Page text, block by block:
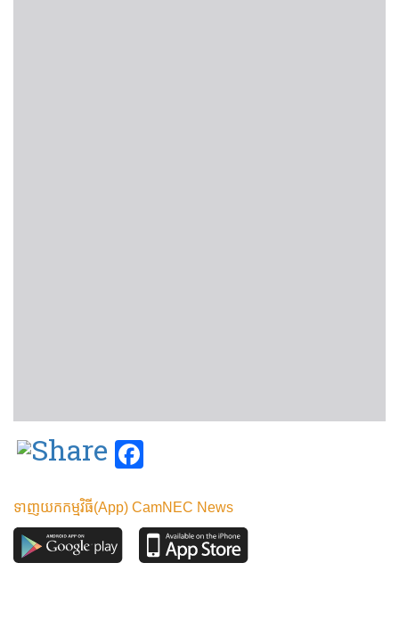
ទាញយកកម្មវិធី(App) CamNEC News